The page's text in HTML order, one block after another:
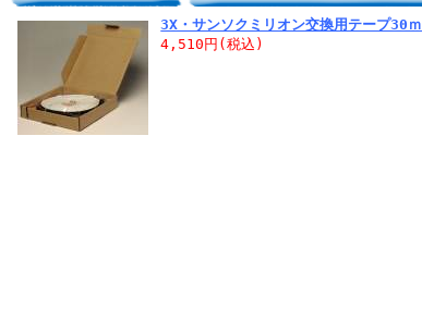
3X・サンソクミリオン交換用テープ30ｍ
4,510円(税込)